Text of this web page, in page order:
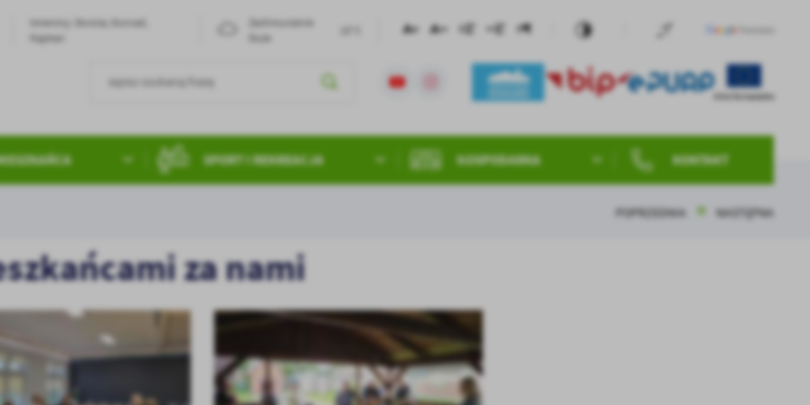
Imieniny: Dorota, Konrad,
Kajetan
SPORT I REKREACJA GOSPODARKA KONTAKT
POPRZEDNIA NASTĘPNA
za nami